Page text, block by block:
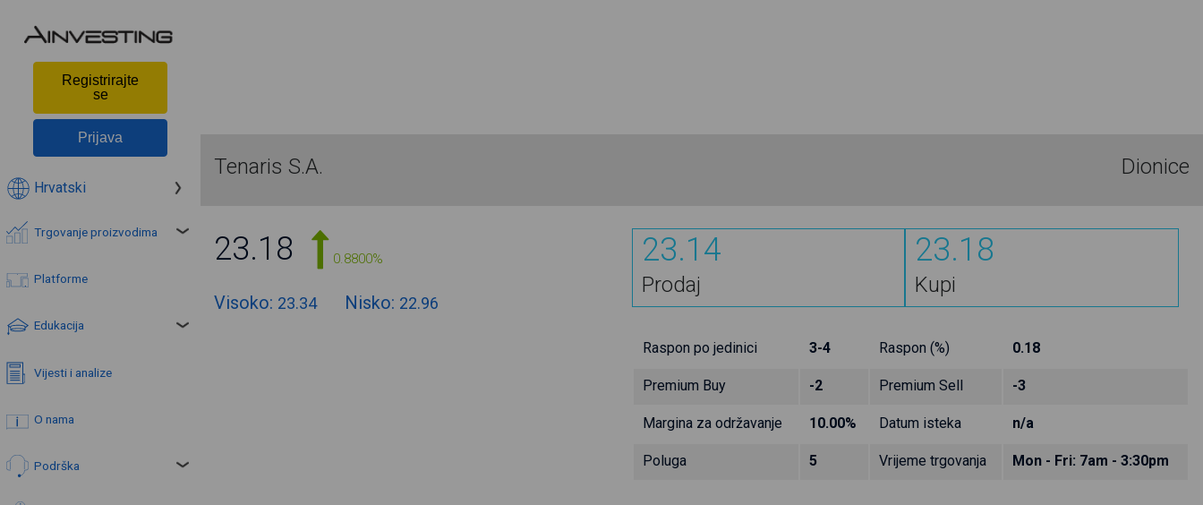
Registrirajte
se
Prijava
Hrvatski
Trgovanje proizvodima
Platforme
Edukacija
Vijesti i analize
O nama
Podrška
Tenaris S.A. Dionice
23.18 0.8800%
Visoko: 23.34 Nisko: 22.96
23.14
Prodaj
23.18
Kupi
Raspon po jedinici 3-4 Raspon (%) 0.18
Premium Buy -2 Premium Sell -3
Margina za održavanje 10.00% Datum isteka n/a
Poluga 5 Vrijeme trgovanja Mon - Fri: 7am - 3:30pm